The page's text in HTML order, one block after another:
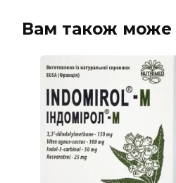
Вам також може